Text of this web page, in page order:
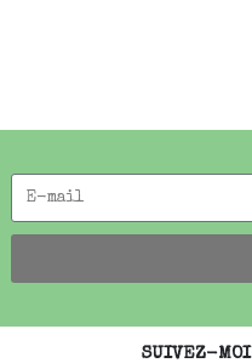
SUIVEZ-MOI